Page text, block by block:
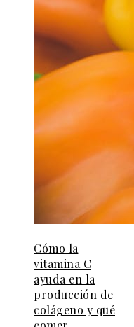
Cómo la
vitamina C
ayuda en la
producción de
colágeno y qué